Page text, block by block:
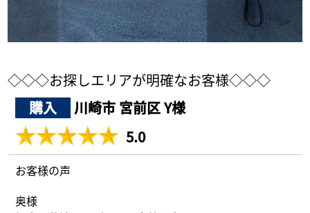
採用情報
お気に入り物件一覧
サイトマップ
◇◇◇お探しエリアが明確なお客様◇◇◇
購入
川崎市 宮前区 Y様
5.0
お客様の声
奥様